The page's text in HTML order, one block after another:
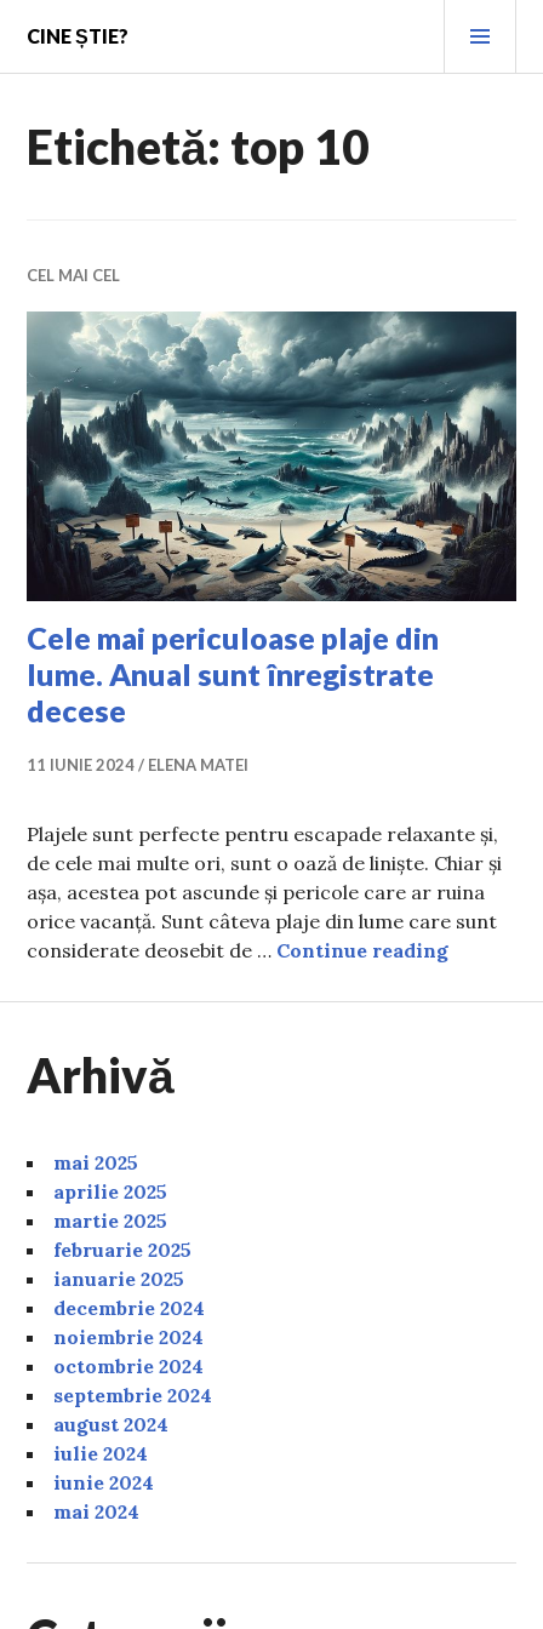
content
CINE ȘTIE?
Etichetă: top 10
CEL MAI CEL
Cele mai periculoase plaje din
lume. Anual sunt înregistrate
decese
11 IUNIE 2024 ELENA MATEI
Plajele sunt perfecte pentru escapade relaxante și,
de cele mai multe ori, sunt o oază de liniște. Chiar și
așa, acestea pot ascunde și pericole care ar ruina
orice vacanță. Sunt câteva plaje din lume care sunt
considerate deosebit de … Continue readingCele mai
Arhivă
mai 2025
aprilie 2025
martie 2025
februarie 2025
ianuarie 2025
decembrie 2024
noiembrie 2024
octombrie 2024
septembrie 2024
august 2024
iulie 2024
iunie 2024
mai 2024